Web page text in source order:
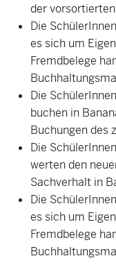
der
Die
es sich um
Fremdbelege
Die
buchen in
Buchungen des
Die
werten den
Sachverhalt in
Die
es sich um
Fremdbelege